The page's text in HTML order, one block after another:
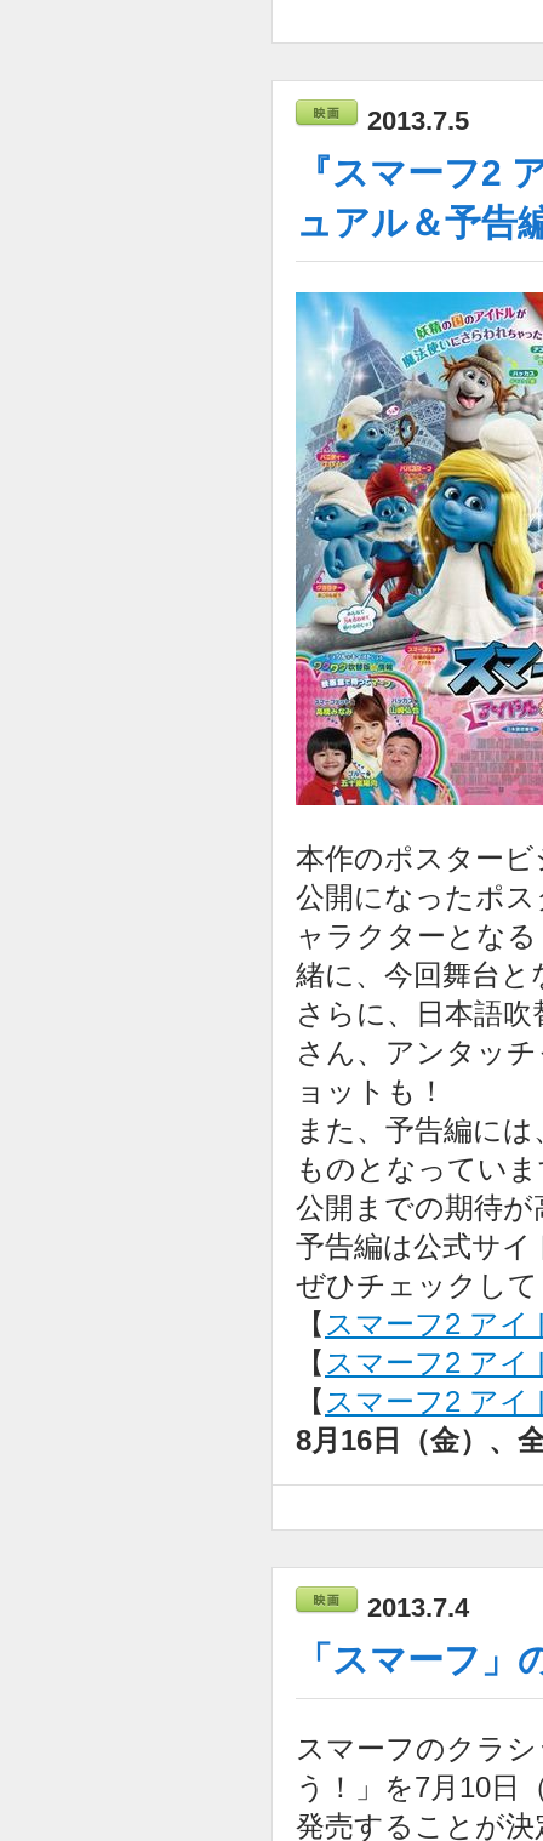
2013.7.5
『スマーフ2
ュアル＆予告
本作のポスター
公開になったポ
ャラクターとな
緒に、今回舞台
さらに、日本語
さん、アンタッ
ョットも！
また、予告編に
ものとなってい
公開までの期待
予告編は公式サ
ぜひチェックし
【 スマーフ2 アイ
【 スマーフ2 アイ
【 スマーフ2 アイ
8月16日（金）、
2013.7.4
「スマーフ
スマーフのクラ
う！」を7月10日
発売することが